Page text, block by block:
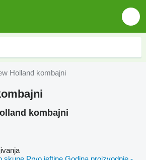
Holland kombajni
kombajni